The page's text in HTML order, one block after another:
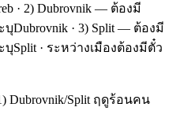
· 2) Dubrovnik — ต้องมี
· 3) Split — ต้องมี
· ระหว่างเมืองต้องมีตั๋ว
Dubrovnik/Split ฤดูร้อนคน